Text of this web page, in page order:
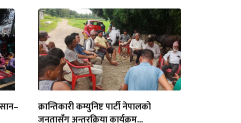
क्रान्तिकारी कम्युनिष्ट पार्टी नेपालको
जनतासँग अन्तरक्रिया कार्यक्रम...